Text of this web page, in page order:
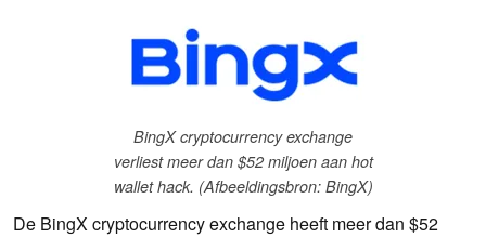
BingX cryptocurrency exchange
verliest meer dan $52 miljoen aan hot
wallet hack. (Afbeeldingsbron: BingX)
De BingX cryptocurrency exchange heeft meer dan $52